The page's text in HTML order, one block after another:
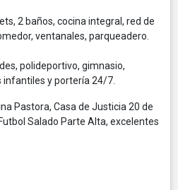
2 baños, cocina integral, red de
ventanales, parqueadero.
polideportivo, gimnasio,
infantiles y portería 24/7.
Pastora, Casa de Justicia 20 de
Salado Parte Alta, excelentes